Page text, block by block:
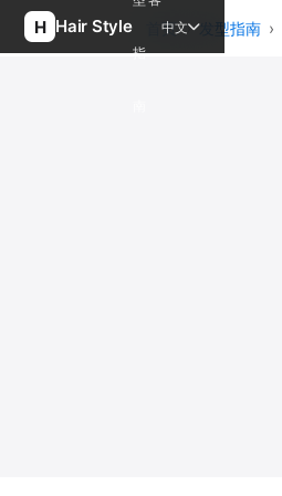
Hair Style
指
中文
首页 › 发型指南 ›